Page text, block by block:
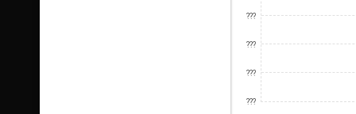
???
???
???
???